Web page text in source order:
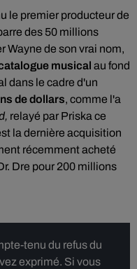
le premier producteur de
des 50 millions
Wayne de son vrai nom,
musical au fond
dans le cadre d'un
de dollars, comme l'a
relayé par Priska ce
la dernière acquisition
récemment acheté
Dre pour 200 millions
tenu du refus du
exprimé. Si vous